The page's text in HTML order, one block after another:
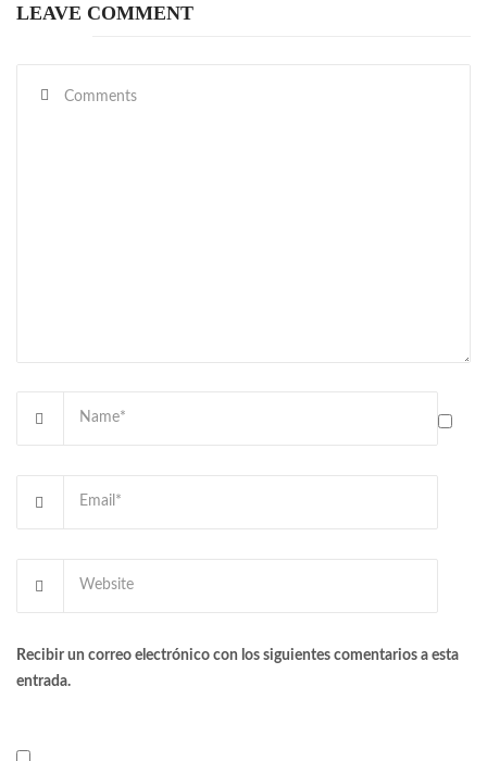
LEAVE COMMENT
Recibir un correo electrónico con los siguientes comentarios a esta
entrada.